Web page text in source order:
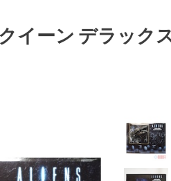
イーン デラック